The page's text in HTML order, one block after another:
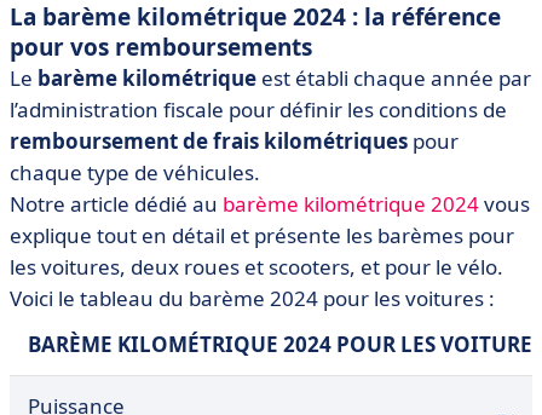
La barème kilométrique 2024 : la référence
pour vos remboursements
Le barème kilométrique est établi chaque année par
l’administration fiscale pour définir les conditions de
remboursement de frais kilométriques pour
chaque type de véhicules.
Notre article dédié au barème kilométrique 2024vous
explique tout en détail et présente les barèmes pour
les voitures, deux roues et scooters, et pour le vélo.
Voici le tableau du barème 2024 pour les voitures :
BARÈME KILOMÉTRIQUE 2024 POUR LES VOITURES
Puissance